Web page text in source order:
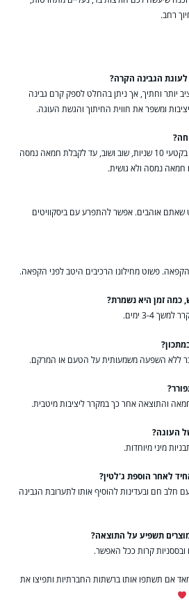
רחב.
הגבינה הקרה?
יותר וחתיך, אך ניתן בהחלט לספק קרם גבינה
ומשפר את חווית החיתוך והגשת העוגה.
ממליץ למוס את החמאה במיקרוגל בקטעי 10 שניות, שוב ושוב, עד לקבלת חמאה נמסה
חמאה נמסה ולא גושית.
שאתם אוהבים. אפשר להתפרע עם ביסקוויטים
פשוט מחילונו הרכיבים היטב לפני הקפאה.
כמה זמן היא נשמרת?
3-4 ימים.
ללא השפעה משמעותית על הטעם או המרקם.
והתוצאה אחר כך במקרר ליציבות מיטבית.
העוגה?
מיני מיוחדות.
לאחר הוספת ג'לטין?
חלב חם ובעדינות להוסיף אותו לתערובת הגבינה
תשפיע על התוצאה?
ובססניות קרות ככל האפשר.
אם תשתפו אותו ברשתות החברתיות ותפיצו את